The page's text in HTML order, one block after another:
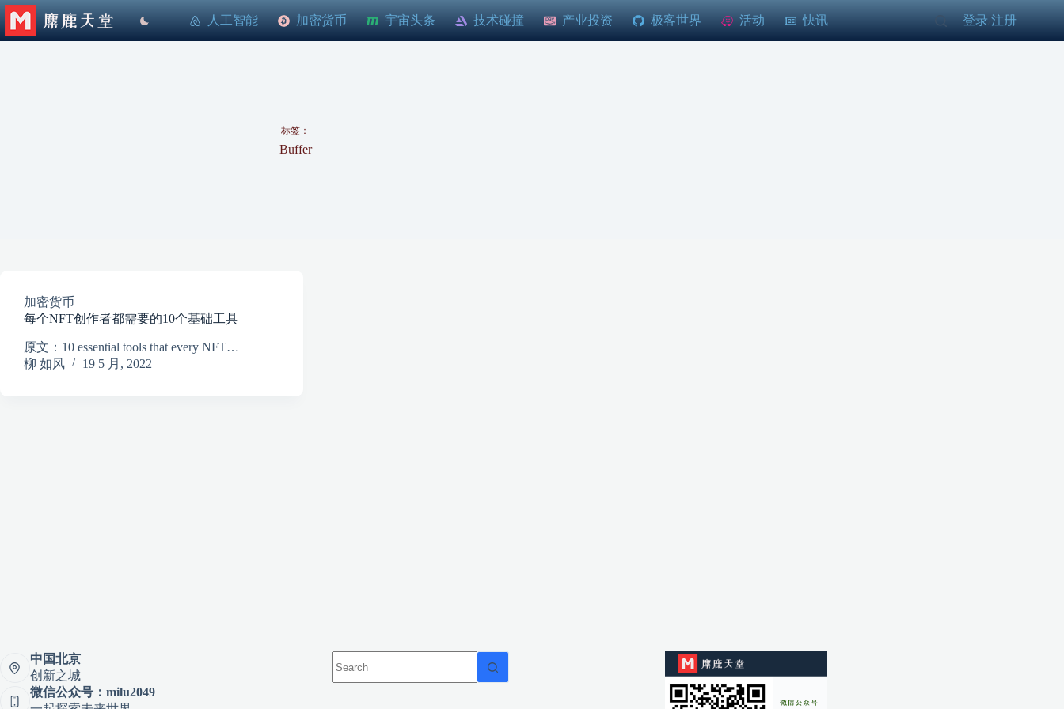
跳
至
人工智能 加密货币 宇宙头条 技术碰撞 产业投资 极客世界 活动 快讯 登录 注册
标签：
Buffer
加密货币
每个NFT创作者都需要的10个基础工具
原文：10 essential tools that every NFT…
柳 如风
19 5 月, 2022
中国北京
创新之城
微信公众号：milu2049